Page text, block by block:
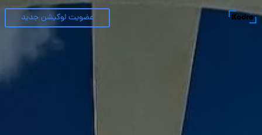
عضویت لوکیشن جدید